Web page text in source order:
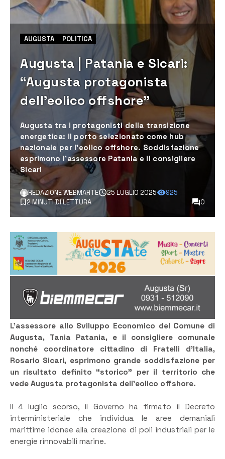
AUGUSTA POLITICA
Augusta | Patania e Sicari:
“Augusta protagonista
dell’eolico offshore”
Augusta tra i protagonisti della transizione
energetica: il porto selezionato come hub
nazionale per l’eolico offshore. Soddisfazione
esprimono l'assessore Patania e il consigliere
Sicari
REDAZIONE WEBMARTE 25 LUGLIO 2025
925
2 MINUTI DI LETTURA
0
L’assessore allo Sviluppo Economico del Comune di
Augusta, Tania Patania, e il consigliere comunale
nonché coordinatore cittadino di Fratelli d’Italia,
Rosario Sicari, esprimono grande soddisfazione per
un risultato definito “storico” per il territorio che
vede Augusta protagonista dell’eolico offshore.
Il 4 luglio scorso, il Governo ha firmato il Decreto
interministeriale che individua le aree demaniali
marittime idonee alla creazione di poli industriali per le
energie rinnovabili marine.